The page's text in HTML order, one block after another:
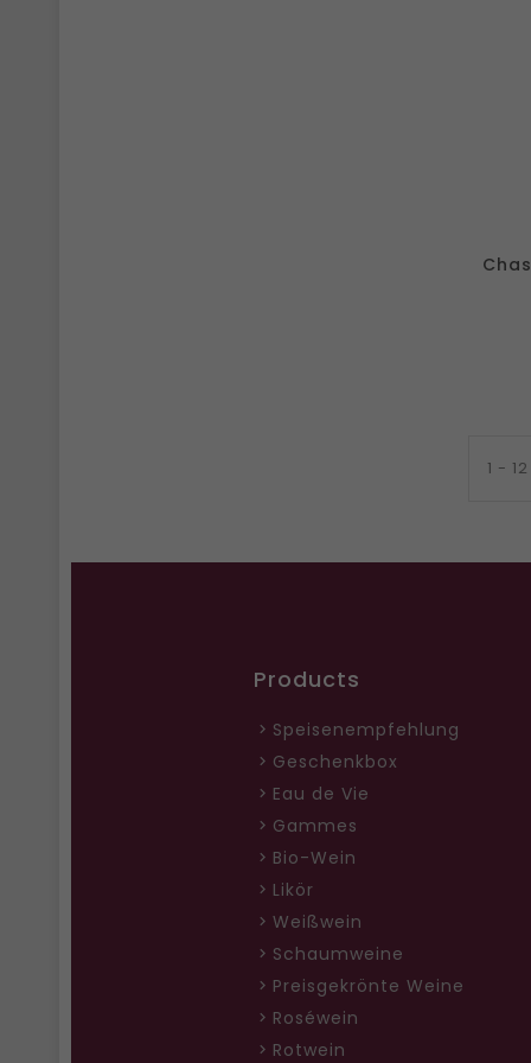
1 -
Products
Speisenempfehlung
Geschenkbox
Eau de Vie
Gammes
Bio-Wein
Likör
Weißwein
Schaumweine
Preisgekrönte Weine
Roséwein
Rotwein